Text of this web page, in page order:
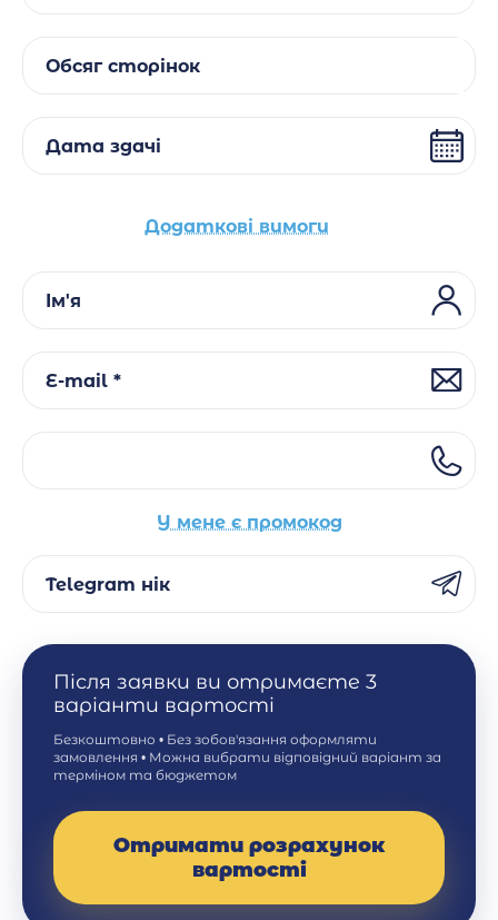
Обсяг сторінок
Дата здачі
Додаткові вимоги
Ім'я
E-mail *
У мене є промокод
Telegram нік
Після заявки ви отримаєте 3
варіанти вартості
Безкоштовно • Без зобов'язання оформляти
замовлення • Можна вибрати відповідний варіант за
терміном та бюджетом
Отримати розрахунок
вартості